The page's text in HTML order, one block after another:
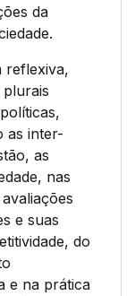
da
reflexiva,
as inter-
as
nas
e suas
do
e na prática